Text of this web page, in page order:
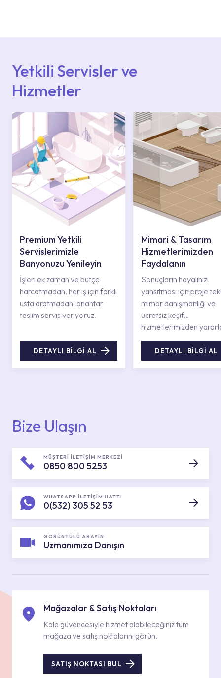
Yetkili Servisler ve
Hizmetler
Premium Yetkili
Servislerimizle
Banyonuzu Yenileyin
İşleri ek zaman ve bütçe
harcatmadan, her iş için farklı
usta aratmadan, anahtar
teslim servis veriyoruz.
DETAYLI BİLGİ AL
Mimari & Tasarım
Hizmetlerimizden
Faydalanın
Sonuçların hayalinizi
yansıtması için proje
mimar danışmanlığı ve
ücretsiz keşif
hizmetlerimizden
DETAYLI BİLGİ AL
Bize Ulaşın
MÜŞTERİ İLETİŞİM MERKEZİ
0850 800 5253
WHATSAPP İLETİŞİM HATTI
0(532) 305 52 53
GÖRÜNTÜLÜ ARAYIN
Uzmanımıza Danışın
Mağazalar & Satış Noktaları
Kale güvencesiyle hizmet alabileceğiniz tüm
mağaza ve satış noktalarını görün.
SATIŞ NOKTASI BUL